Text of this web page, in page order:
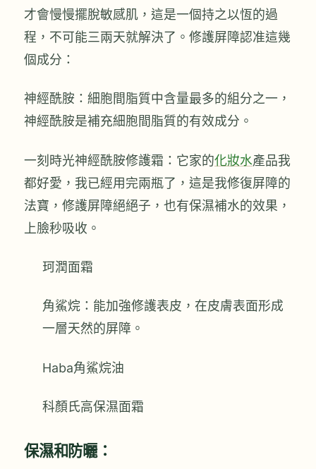
才會慢慢擺脫敏感肌，這是一個持之以恆的過
程，不可能三兩天就解決了。修護屏障認准這幾
個成分：
神經酰胺：細胞間脂質中含量最多的組分之一，
神經酰胺是補充細胞間脂質的有效成分。
一刻時光神經酰胺修護霜：它家的化妝水產品我
都好愛，我已經用完兩瓶了，這是我修復屏障的
法寶，修護屏障絕絕子，也有保濕補水的效果，
上臉秒吸收。
珂潤面霜
角鯊烷：能加強修護表皮，在皮膚表面形成
一層天然的屏障。
Haba角鯊烷油
科顏氏高保濕面霜
保濕和防曬：